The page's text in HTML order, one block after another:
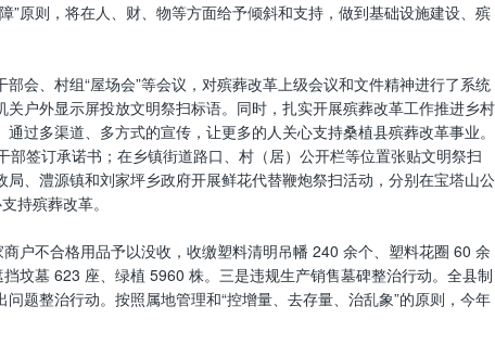
原则，将在人、财、物等方面给予倾斜和支持，做到基础设施建设、殡
会、村组“屋场会”等会议，对殡葬改革上级会议和文件精神进行了系统
户外显示屏投放文明祭扫标语。同时，扎实开展殡葬改革工作推进乡村
过多渠道、多方式的宣传，让更多的人关心支持桑植县殡葬改革事业。
签订承诺书；在乡镇街道路口、村（居）公开栏等位置张贴文明祭扫
、澧源镇和刘家坪乡政府开展鲜花代替鞭炮祭扫活动，分别在宝塔山公
持殡葬改革。
户不合格用品予以没收，收缴塑料清明吊幡 240 余个、塑料花圈 60 余
坟墓 623 座、绿植 5960 株。三是违规生产销售墓碑整治行动。全县制
题整治行动。按照属地管理和“控增量、去存量、治乱象”的原则，今年